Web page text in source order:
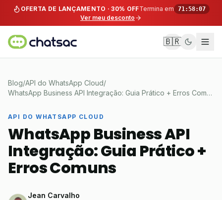
Pular para o conteúdo
OFERTA DE LANÇAMENTO · 30% OFFTermina em 71:58:07
Ver meu desconto
🇧🇷
Blog/API do WhatsApp Cloud/
WhatsApp Business API Integração: Guia Prático + Erros Comuns
API DO WHATSAPP CLOUD
WhatsApp Business API
Integração: Guia Prático +
Erros Comuns
Jean Carvalho